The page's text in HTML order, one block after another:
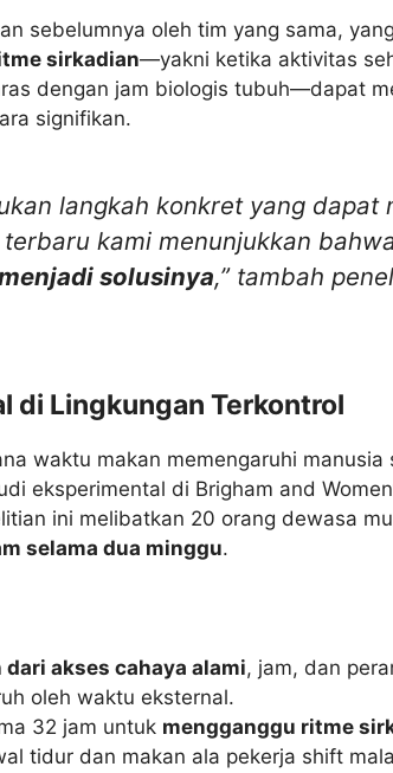
sebelumnya oleh tim yang sama,
sirkadian—yakni ketika aktivitas
dengan jam biologis tubuh—dapat
signifikan.
langkah konkret yang dapat
kami menunjukkan
solusinya,” tambah
di Lingkungan Terkontrol
waktu makan memengaruhi manusia
eksperimental di Brigham and
ini melibatkan 20 orang dewasa
selama dua minggu.
akses cahaya alami, jam, dan
oleh waktu eksternal.
32 jam untuk mengganggu ritme
tidur dan makan ala pekerja shift